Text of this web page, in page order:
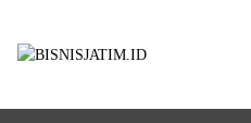
konten